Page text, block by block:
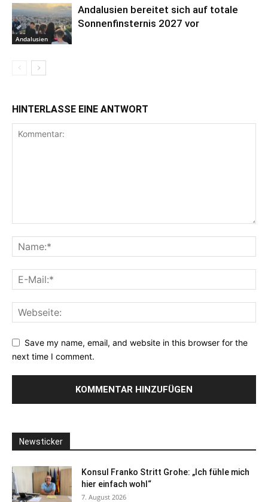
Andalusien
Andalusien bereitet sich auf totale
Sonnenfinsternis 2027 vor
HINTERLASSE EINE ANTWORT
Save my name, email, and website in this browser for the
next time I comment.
Newsticker
Konsul Franko Stritt Grohe: „Ich fühle mich
hier einfach wohl“
7. August 2026